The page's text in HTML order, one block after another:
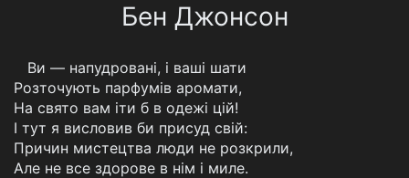
Бен Джонсон
Ви — напудровані, і ваші шати
Розточують парфумів аромати,
На свято вам іти б в одежі цій!
I тут я висловив би присуд свій:
Причин мистецтва люди не розкрили,
Але не все здорове в нім і миле.